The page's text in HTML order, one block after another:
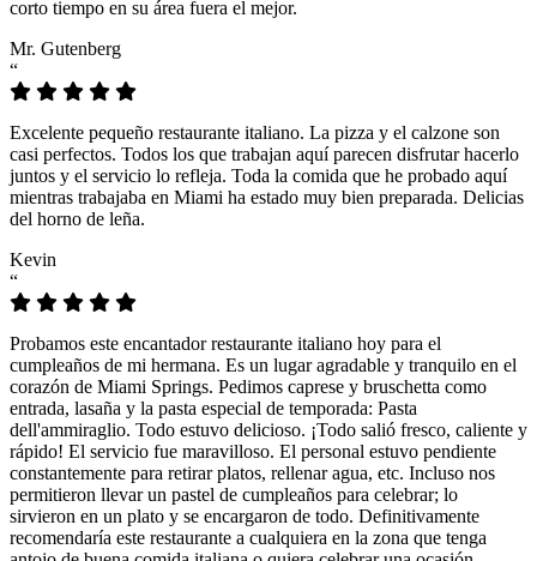
corto tiempo en su área fuera el mejor.
Mr. Gutenberg
“
Excelente pequeño restaurante italiano. La pizza y el calzone son
casi perfectos. Todos los que trabajan aquí parecen disfrutar hacerlo
juntos y el servicio lo refleja. Toda la comida que he probado aquí
mientras trabajaba en Miami ha estado muy bien preparada. Delicias
del horno de leña.
Kevin
“
Probamos este encantador restaurante italiano hoy para el
cumpleaños de mi hermana. Es un lugar agradable y tranquilo en el
corazón de Miami Springs. Pedimos caprese y bruschetta como
entrada, lasaña y la pasta especial de temporada: Pasta
dell'ammiraglio. Todo estuvo delicioso. ¡Todo salió fresco, caliente y
rápido! El servicio fue maravilloso. El personal estuvo pendiente
constantemente para retirar platos, rellenar agua, etc. Incluso nos
permitieron llevar un pastel de cumpleaños para celebrar; lo
sirvieron en un plato y se encargaron de todo. Definitivamente
recomendaría este restaurante a cualquiera en la zona que tenga